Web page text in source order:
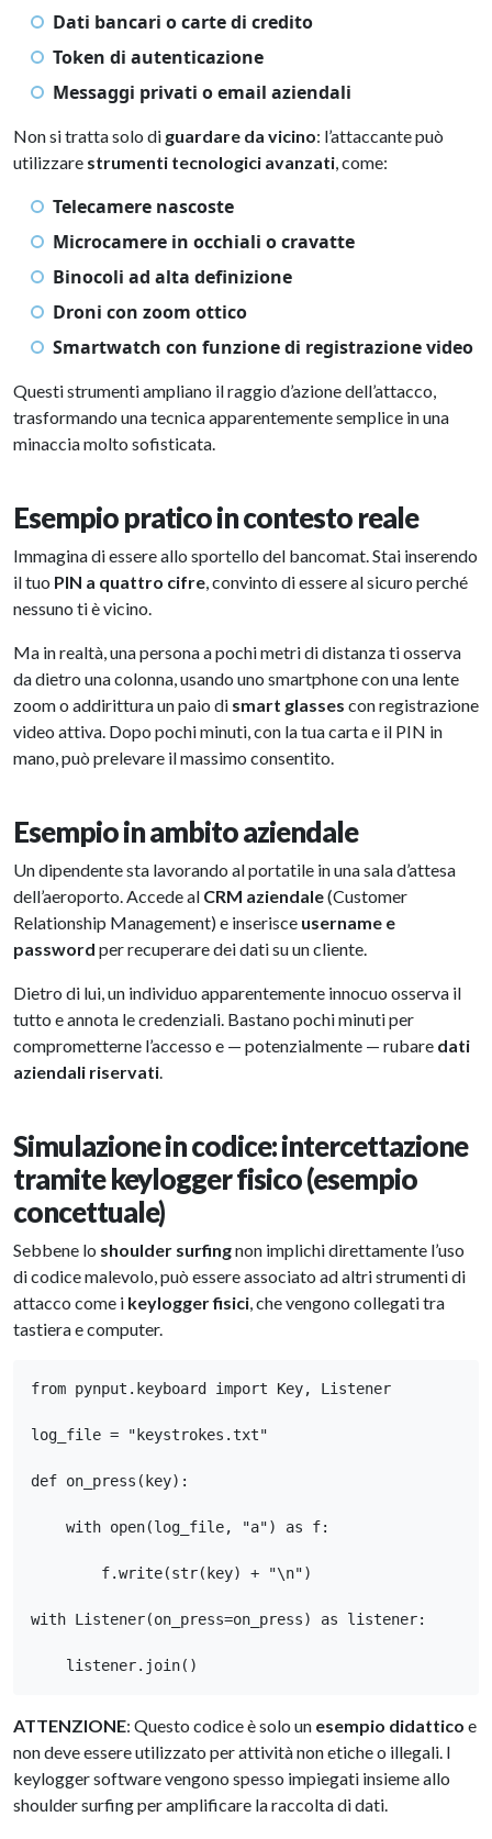
Dati bancari o carte di credito
Token di autenticazione
Messaggi privati o email aziendali
Non si tratta solo di guardare da vicino: l’attaccante può
utilizzare strumenti tecnologici avanzati, come:
Telecamere nascoste
Microcamere in occhiali o cravatte
Binocoli ad alta definizione
Droni con zoom ottico
Smartwatch con funzione di registrazione video
Questi strumenti ampliano il raggio d’azione dell’attacco,
trasformando una tecnica apparentemente semplice in una
minaccia molto sofisticata.
Esempio pratico in contesto reale
Immagina di essere allo sportello del bancomat. Stai inserendo
il tuo PIN a quattro cifre, convinto di essere al sicuro perché
nessuno ti è vicino.
Ma in realtà, una persona a pochi metri di distanza ti osserva
da dietro una colonna, usando uno smartphone con una lente
zoom o addirittura un paio di smart glasses con registrazione
video attiva. Dopo pochi minuti, con la tua carta e il PIN in
mano, può prelevare il massimo consentito.
Esempio in ambito aziendale
Un dipendente sta lavorando al portatile in una sala d’attesa
dell’aeroporto. Accede al CRM aziendale(Customer
Relationship Management) e inserisce username e
password per recuperare dei dati su un cliente.
Dietro di lui, un individuo apparentemente innocuo osserva il
tutto e annota le credenziali. Bastano pochi minuti per
comprometterne l’accesso e — potenzialmente — rubare dati
aziendali riservati.
Simulazione in codice: intercettazione
tramite keylogger fisico (esempio
concettuale)
Sebbene lo shoulder surfingnon implichi direttamente l’uso
di codice malevolo, può essere associato ad altri strumenti di
attacco come i keylogger fisici, che vengono collegati tra
tastiera e computer.
from pynput.keyboard import Key, Listener
log_file = "keystrokes.txt"
def on_press(key):
with open(log_file, "a") as f:
f.write(str(key) + "\n")
with Listener(on_press=on_press) as listener:
listener.join()
ATTENZIONE: Questo codice è solo un esempio didattico e
non deve essere utilizzato per attività non etiche o illegali. I
keylogger software vengono spesso impiegati insieme allo
shoulder surfing per amplificare la raccolta di dati.